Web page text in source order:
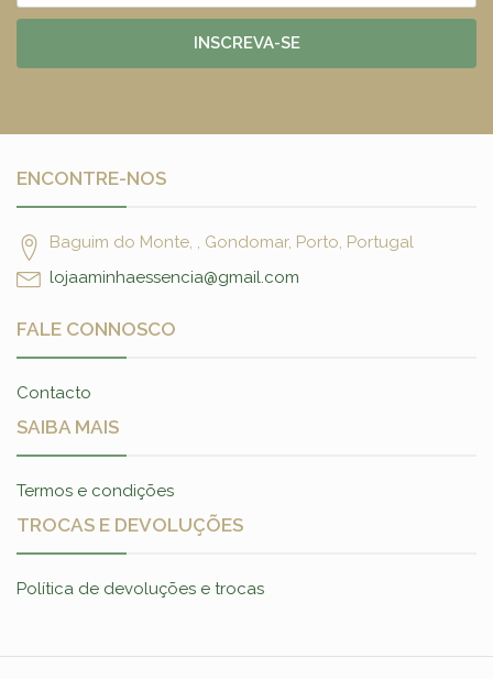
INSCREVA-SE
ENCONTRE-NOS
Baguim do Monte, , Gondomar, Porto, Portugal
lojaaminhaessencia@gmail.com
FALE CONNOSCO
Contacto
SAIBA MAIS
Termos e condições
TROCAS E DEVOLUÇÕES
Política de devoluções e trocas